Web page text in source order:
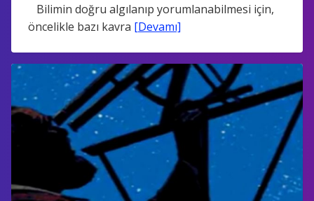
Bilimin doğru algılanıp yorumlanabilmesi için,
öncelikle bazı kavra [Devamı]